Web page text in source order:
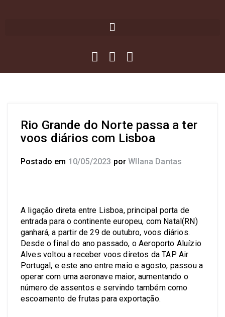
Rio Grande do Norte passa a ter
voos diários com Lisboa
Postado em 10/05/2023 por Wllana Dantas
A ligação direta entre Lisboa, principal porta de
entrada para o continente europeu, com Natal(RN)
ganhará, a partir de 29 de outubro, voos diários.
Desde o final do ano passado, o Aeroporto Aluízio
Alves voltou a receber voos diretos da TAP Air
Portugal, e este ano entre maio e agosto, passou a
operar com uma aeronave maior, aumentando o
número de assentos e servindo também como
escoamento de frutas para exportação.